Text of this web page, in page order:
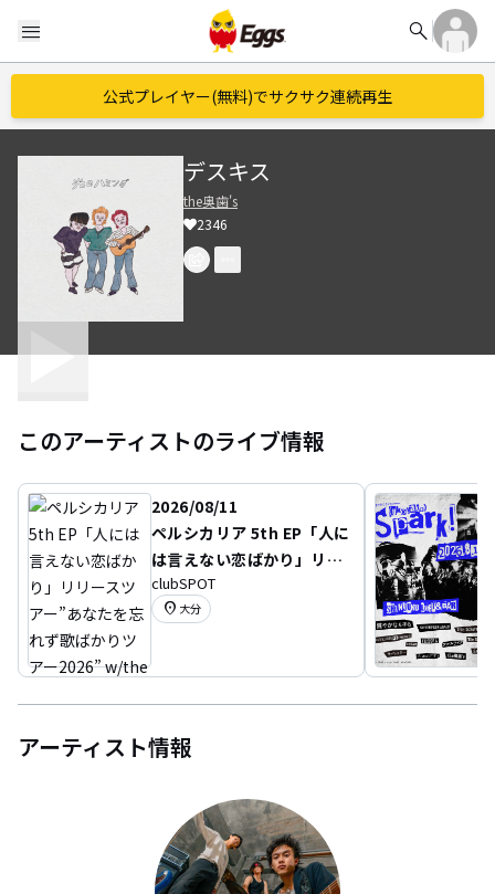
menu search
公式プレイヤー(無料)でサクサク連続再生
デスキス
the奥歯's
2346
このアーティストのライブ情報
2026/08/11
ペルシカリア 5th EP「人に
は言えない恋ばかり」リリ
ースツアー”あなたを忘れず
歌ばかりツアー2026” w/th
clubSPOT
location_on 大分
アーティスト情報